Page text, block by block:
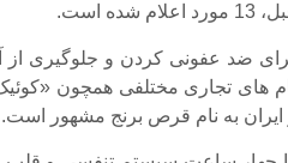
است.
برای ضد عفونی کردن و جلوگیری